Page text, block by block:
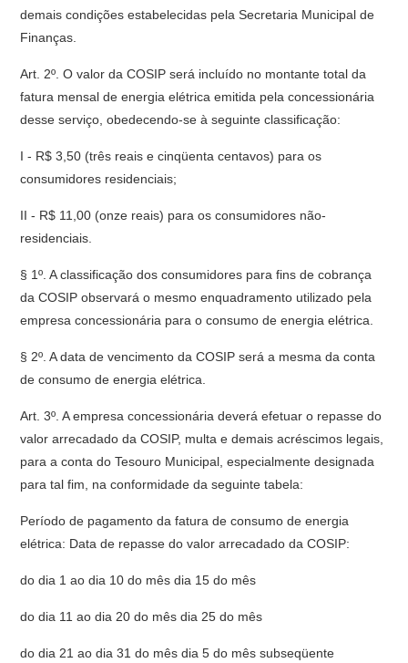
demais condições estabelecidas pela Secretaria Municipal de
Finanças.
Art. 2º. O valor da COSIP será incluído no montante total da
fatura mensal de energia elétrica emitida pela concessionária
desse serviço, obedecendo-se à seguinte classificação:
I - R$ 3,50 (três reais e cinqüenta centavos) para os
consumidores residenciais;
II - R$ 11,00 (onze reais) para os consumidores não-
residenciais.
§ 1º. A classificação dos consumidores para fins de cobrança
da COSIP observará o mesmo enquadramento utilizado pela
empresa concessionária para o consumo de energia elétrica.
§ 2º. A data de vencimento da COSIP será a mesma da conta
de consumo de energia elétrica.
Art. 3º. A empresa concessionária deverá efetuar o repasse do
valor arrecadado da COSIP, multa e demais acréscimos legais,
para a conta do Tesouro Municipal, especialmente designada
para tal fim, na conformidade da seguinte tabela:
Período de pagamento da fatura de consumo de energia
elétrica: Data de repasse do valor arrecadado da COSIP:
do dia 1 ao dia 10 do mês dia 15 do mês
do dia 11 ao dia 20 do mês dia 25 do mês
do dia 21 ao dia 31 do mês dia 5 do mês subseqüente